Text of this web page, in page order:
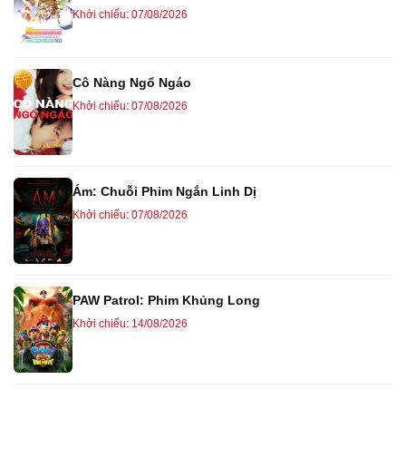
Khởi chiếu: 07/08/2026
Cô Nàng Ngổ Ngáo
Khởi chiếu: 07/08/2026
Ám: Chuỗi Phim Ngắn Linh Dị
Khởi chiếu: 07/08/2026
PAW Patrol: Phim Khủng Long
Khởi chiếu: 14/08/2026